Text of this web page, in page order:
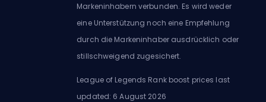
Markeninhabern verbunden. Es wird weder
eine Unterstützung noch eine Empfehlung
durch die Markeninhaber ausdrücklich oder
stillschweigend zugesichert.
League of Legends Rank boost prices last
updated: 6 August 2026